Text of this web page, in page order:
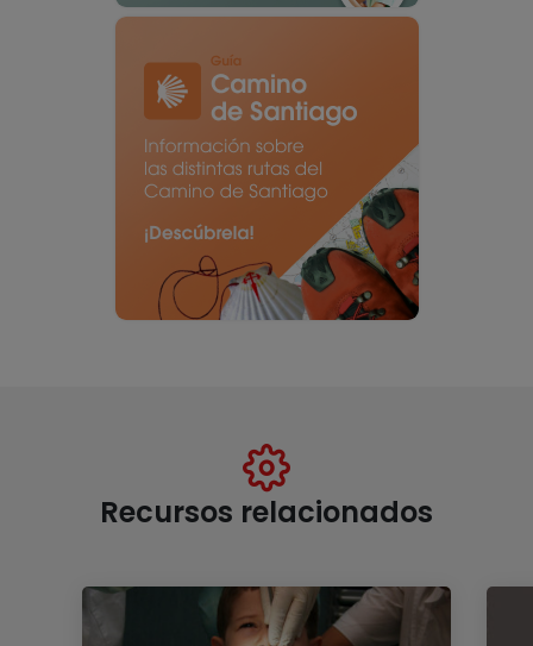
Recursos relacionados